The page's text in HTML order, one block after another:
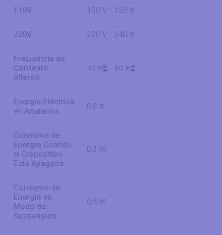
110V 100 V - 120 V
220V 220 V - 240 V
Frecuencia de
Corriente
Alterna
50 Hz - 60 Hz
Energía Eléctrica
en Amperios
0.8 A
Consumo de
Energía Cuando
el Dispositivo
Está Apagado
0.3 W
Consumo de
Energía en
Modo de
Suspensión
0.5 W